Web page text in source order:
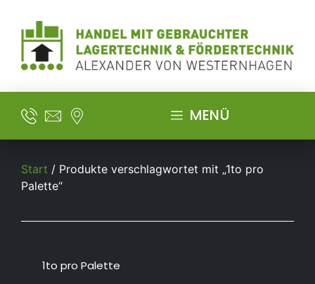
MENÜ
Start / Produkte verschlagwortet mit „1to pro
Palette“
1to pro Palette